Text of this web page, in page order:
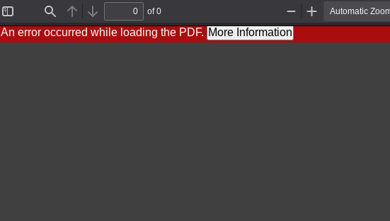
Sidebar
Find Previous
Next
of 0
Out
An error occurred while loading the PDF. More Information